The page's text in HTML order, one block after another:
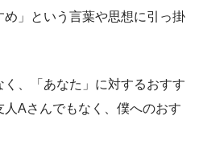
」という言葉や思想に引っ掛
、「あなた」に対するおすす
Aさんでもなく、僕へのおす